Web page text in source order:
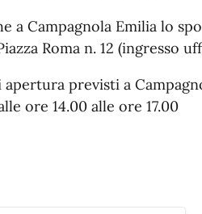
a Campagnola Emilia lo
Roma n. 12 (ingresso
previsti a
ore 14.00 alle ore 17.00